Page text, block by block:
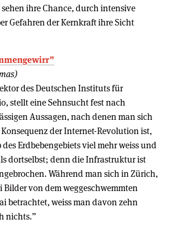
ihre Chance, durch intensive
Gefahren der Kernkraft ihre Sicht
des Deutschen Instituts für
stellt eine Sehnsucht fest nach
Aussagen, nach denen man sich
der Internet-Revolution ist,
Erdbebengebiets viel mehr weiss und
dortselbst; denn die Infrastruktur ist
Während man sich in Zürich,
von dem weggeschwemmten
betrachtet, weiss man davon zehn
nichts.”